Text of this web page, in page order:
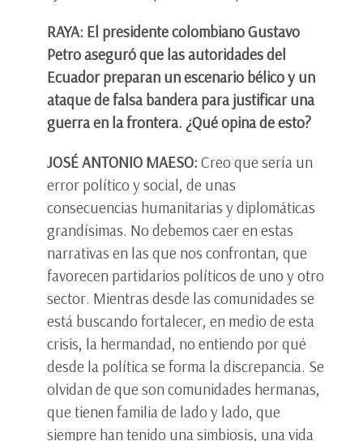
RAYA: El presidente colombiano Gustavo
Petro aseguró que las autoridades del
Ecuador preparan un escenario bélico y un
ataque de falsa bandera para justificar una
guerra en la frontera. ¿Qué opina de esto?
JOSÉ ANTONIO MAESO: Creo que sería un
error político y social, de unas
consecuencias humanitarias y diplomáticas
grandísimas. No debemos caer en estas
narrativas en las que nos confrontan, que
favorecen partidarios políticos de uno y otro
sector. Mientras desde las comunidades se
está buscando fortalecer, en medio de esta
crisis, la hermandad, no entiendo por qué
desde la política se forma la discrepancia. Se
olvidan de que son comunidades hermanas,
que tienen familia de lado y lado, que
siempre han tenido una simbiosis, una vida